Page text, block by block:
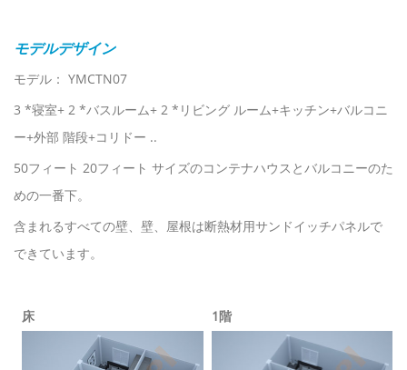
モデルデザイン
モデル： YMCTN07
3 *寝室+ 2 *バスルーム+ 2 *リビング ルーム+キッチン+バルコニ
ー+外部 階段+コリドー ..
50フィート 20フィート サイズのコンテナハウスとバルコニーのた
めの一番下。
含まれるすべての壁、壁、屋根は断熱材用サンドイッチパネルで
できています。
床 1階